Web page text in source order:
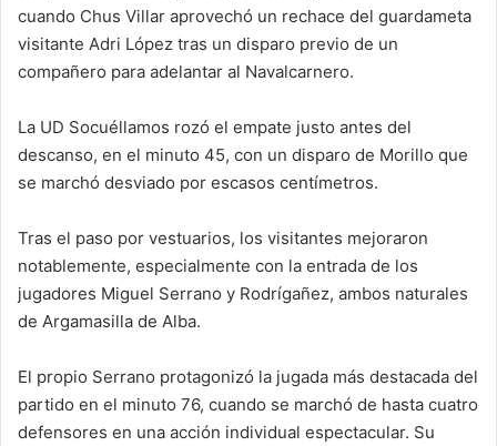
cuando Chus Villar aprovechó un rechace del guardameta
visitante Adri López tras un disparo previo de un
compañero para adelantar al Navalcarnero.
La UD Socuéllamos rozó el empate justo antes del
descanso, en el minuto 45, con un disparo de Morillo que
se marchó desviado por escasos centímetros.
Tras el paso por vestuarios, los visitantes mejoraron
notablemente, especialmente con la entrada de los
jugadores Miguel Serrano y Rodrígañez, ambos naturales
de Argamasilla de Alba.
El propio Serrano protagonizó la jugada más destacada del
partido en el minuto 76, cuando se marchó de hasta cuatro
defensores en una acción individual espectacular. Su